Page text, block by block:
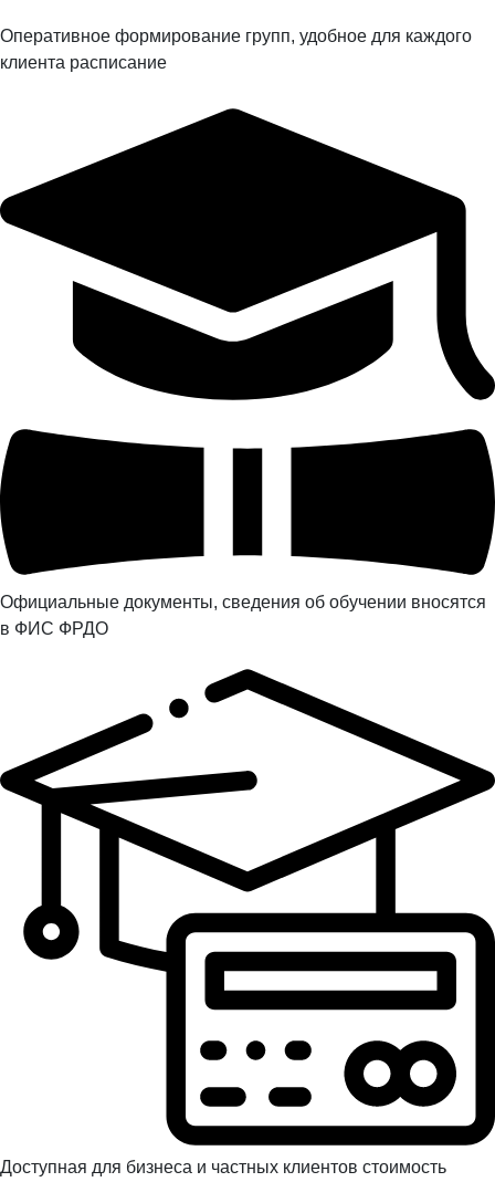
Оперативное формирование групп, удобное для каждого
клиента расписание
Официальные документы, сведения об обучении вносятся
в ФИС ФРДО
Доступная для бизнеса и частных клиентов стоимость